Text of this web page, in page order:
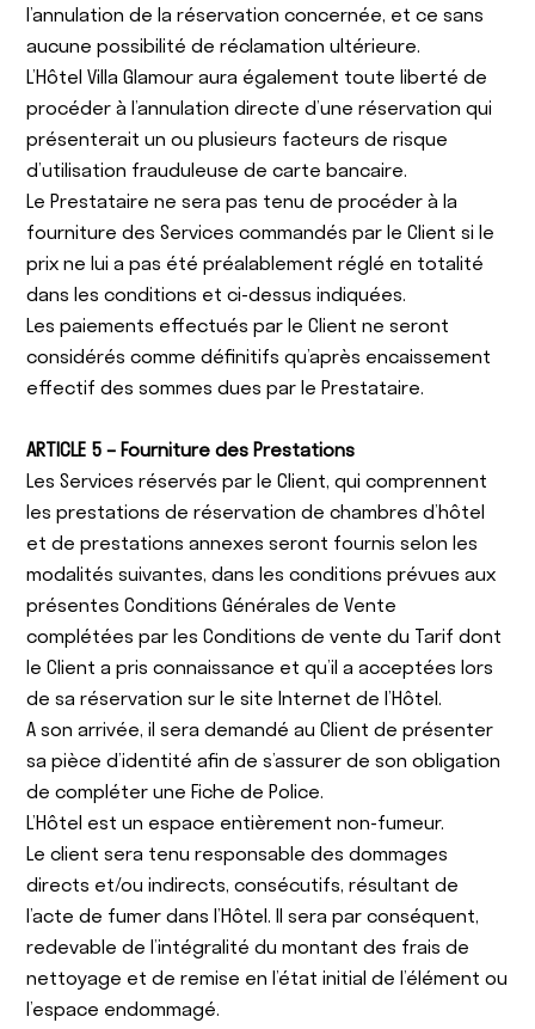
l’annulation de la réservation concernée, et ce sans
aucune possibilité de réclamation ultérieure.
L’Hôtel Villa Glamour aura également toute liberté de
procéder à l’annulation directe d’une réservation qui
présenterait un ou plusieurs facteurs de risque
d’utilisation frauduleuse de carte bancaire.
Le Prestataire ne sera pas tenu de procéder à la
fourniture des Services commandés par le Client si le
prix ne lui a pas été préalablement réglé en totalité
dans les conditions et ci-dessus indiquées.
Les paiements effectués par le Client ne seront
considérés comme définitifs qu’après encaissement
effectif des sommes dues par le Prestataire.
ARTICLE 5 – Fourniture des Prestations
Les Services réservés par le Client, qui comprennent
les prestations de réservation de chambres d’hôtel
et de prestations annexes seront fournis selon les
modalités suivantes, dans les conditions prévues aux
présentes Conditions Générales de Vente
complétées par les Conditions de vente du Tarif dont
le Client a pris connaissance et qu’il a acceptées lors
de sa réservation sur le site Internet de l’Hôtel.
A son arrivée, il sera demandé au Client de présenter
sa pièce d’identité afin de s’assurer de son obligation
de compléter une Fiche de Police.
L’Hôtel est un espace entièrement non-fumeur.
Le client sera tenu responsable des dommages
directs et/ou indirects, consécutifs, résultant de
l’acte de fumer dans l’Hôtel. Il sera par conséquent,
redevable de l’intégralité du montant des frais de
nettoyage et de remise en l’état initial de l’élément ou
l’espace endommagé.